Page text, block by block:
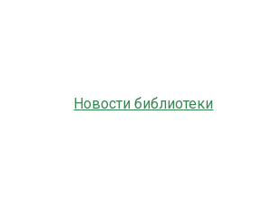
Новости библиотеки